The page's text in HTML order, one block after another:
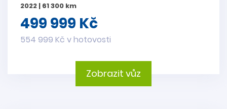
2022 | 61 300 km
499 999 Kč
554 999 Kč v hotovosti
Zobrazit vůz